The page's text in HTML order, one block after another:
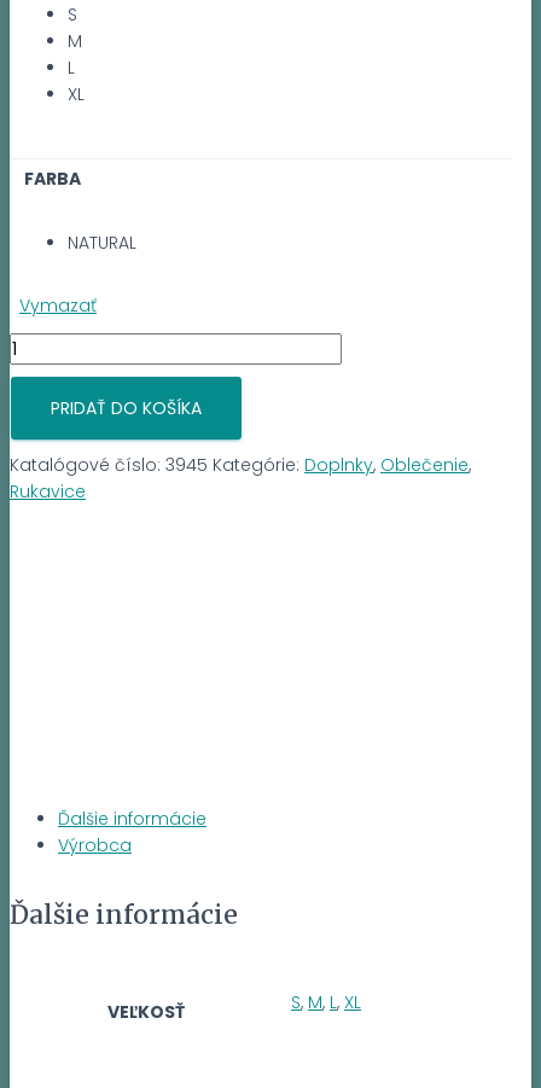
S
M
L
XL
FARBA
NATURAL
Vymazať
množstvo
BLACK
DIAMON
MITTS
PRIDAŤ DO KOŠÍKA
Katalógové číslo: 3945 Kategórie: Doplnky, Oblečenie,
Rukavice
Ďalšie informácie
Výrobca
Ďalšie informácie
VEĽKOSŤ S, M, L, XL